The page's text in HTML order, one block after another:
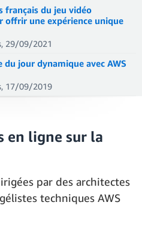
français du jeu vidéo
offrir une expérience unique
29/09/2021
du jour dynamique avec AWS
17/09/2019
en ligne sur la
par des architectes
techniques AWS